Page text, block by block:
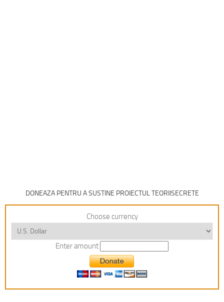
DONEAZA PENTRU A SUSTINE PROIECTUL TEORIISECRETE
Choose currency
Enter amount